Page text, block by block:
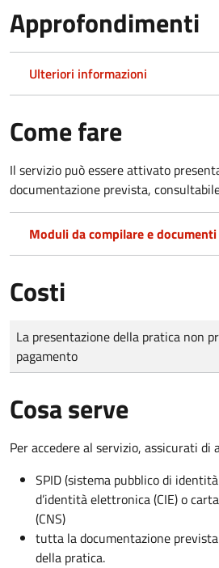
Approfondimenti
Ulteriori informazioni
Come fare
Il servizio può essere attivato
documentazione prevista,
Moduli da compilare e
Costi
Tipo di pagamento
Importo
La presentazione della pratica non
pagamento
Cosa serve
Per accedere al servizio, assicurati di
SPID (sistema pubblico di
d’identità elettronica (CIE) o
(CNS)
tutta la documentazione
della pratica.